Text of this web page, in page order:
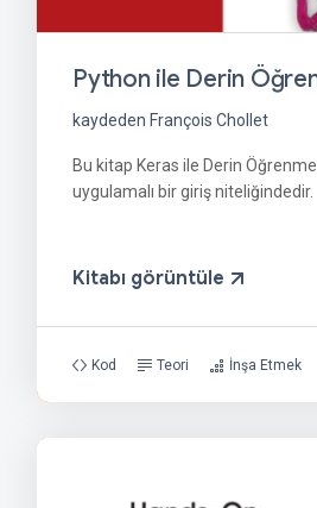
Python ile Derin
kaydeden François Chollet
Bu kitap Keras ile Derin
uygulamalı bir giriş niteliğindedir.
Kitabı görüntüle
Kod Teori İnşa Etmek